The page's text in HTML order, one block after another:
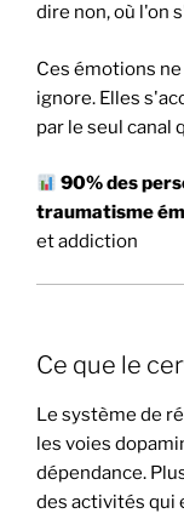
dire non, où l'on
Ces émotions
ignore. Elles
par le seul canal
90% des
traumatisme
et addiction
Ce que le
Le système de
les voies
dépendance.
des activités qui